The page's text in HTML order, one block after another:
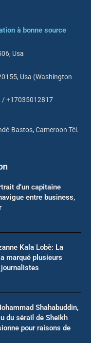
à bonne source
Usa
Usa (Washington
/ +17035012817
Bastos, Cameroon Tél.
d’un capitaine
entre business,
Kala Lobè: La
marqué plusieurs
Shahabuddin,
du sérail de Sheikh
pour raisons de